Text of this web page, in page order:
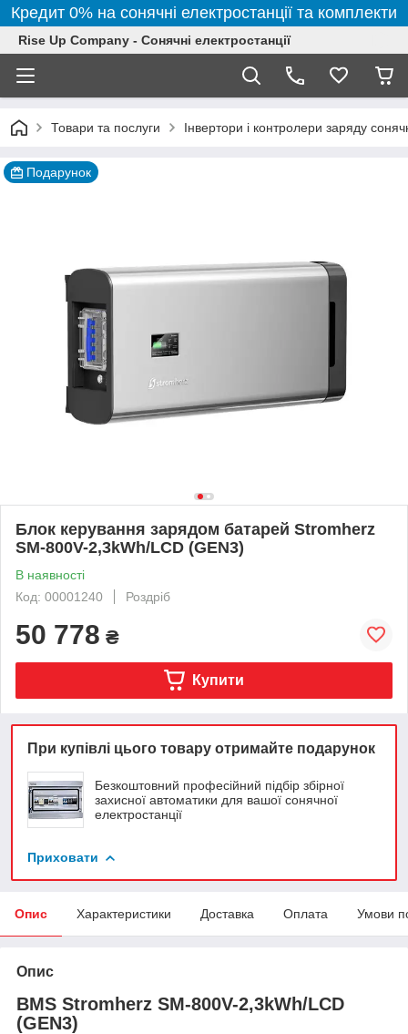
Кредит 0% на сонячні електростанції та комплекти
Rise Up Company - Сонячні електростанції
Товари та послуги Інвертори і контролери заряду
Подарунок
Блок керування зарядом батарей Stromherz
SM-800V-2,3kWh/LCD (GEN3)
В наявності
Код: 00001240
Роздріб
50 778 ₴
Купити
При купівлі цього товару отримайте подарунок
Безкоштовний професійний підбір збірної
захисної автоматики для вашої сонячної
електростанції
Приховати
Опис Характеристики Доставка Оплата Умови
Опис
BMS Stromherz SM-800V-2,3kWh/LCD
(GEN3)